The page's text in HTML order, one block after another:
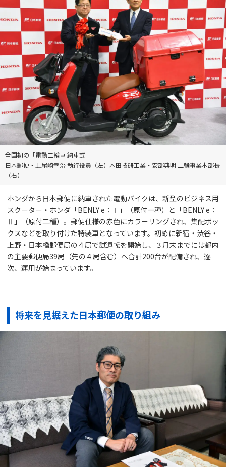
全国初の「電動二輪車 納車式」
日本郵便・上尾崎幸治 執行役員（左）本田技研工業・安部典明 二輪事業本部長
（右）
ホンダから日本郵便に納車された電動バイクは、新型のビジネス用
スクーター・ホンダ「BENLY e：Ⅰ」（原付一種）と「BENLY e：
Ⅱ」（原付二種）。郵便仕様の赤色にカラーリングされ、集配ボッ
クスなどを取り付けた特装車となっています。初めに新宿・渋谷・
上野・日本橋郵便局の４局で試運転を開始し、３月末までには都内
の主要郵便局39局（先の４局含む）へ合計200台が配備され、逐
次、運用が始まっています。
将来を見据えた日本郵便の取り組み